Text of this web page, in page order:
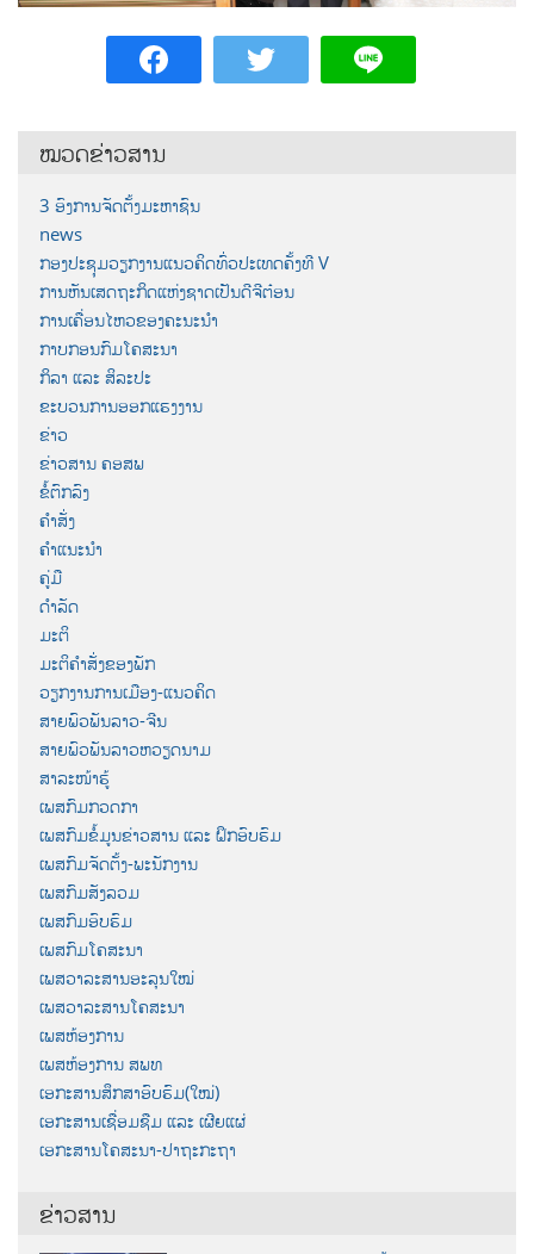
ໝວດຂ່າວສານ
3 ອົງການຈັດຕັ້ງມະຫາຊົນ
news
ກອງປະຊຸມວຽກງານແນວຄິດທົ່ວປະເທດຄັ້ງທີ V
ການຫັນເສດຖະກິດແຫ່ງຊາດເປັນດີຈີຕ໋ອນ
ການເຄື່ອນໄຫວຂອງຄະນະນຳ
ກາບກອນກົມໂຄສະນາ
ກິລາ ແລະ ສິລະປະ
ຂະບວນການອອກແຮງງານ
ຂ່າວ
ຂ່າວສານ ຄອສພ
ຂໍ້ຕົກລົງ
ຄຳສັ່ງ
ຄຳແນະນຳ
ຄູ່ມື
ດຳລັດ
ມະຕິ
ມະຕິຄຳສັ່ງຂອງພັກ
ວຽກງານການເມືອງ-ແນວຄິດ
ສາຍພົວພັນລາວ-ຈີນ
ສາຍພົວພັນລາວຫວຽດນາມ
ສາລະໜ້າຮູ້
ເພສກົມກວດກາ
ເພສກົມຂໍ້ມູນຂ່າວສານ ແລະ ຝຶກອົບຮົມ
ເພສກົມຈັດຕັ້ງ-ພະນັກງານ
ເພສກົມສັງລວມ
ເພສກົມອົບຮົມ
ເພສກົມໂຄສະນາ
ເພສວາລະສານອະລຸນໃໝ່
ເພສວາລະສານໂຄສະນາ
ເພສຫ້ອງການ
ເພສຫ້ອງການ ສພທ
ເອກະສານສຶກສາອົບຮົມ(ໃໝ່)
ເອກະສານເຊື່ອມຊືມ ແລະ ເຜີຍແຜ່
ເອກະສານໂຄສະນາ-ປາຖະກະຖາ
ຂ່າວສານ